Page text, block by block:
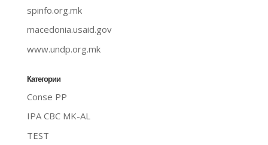
spinfo.org.mk
macedonia.usaid.gov
www.undp.org.mk
Категории
Conse PP
IPA CBC MK-AL
TEST